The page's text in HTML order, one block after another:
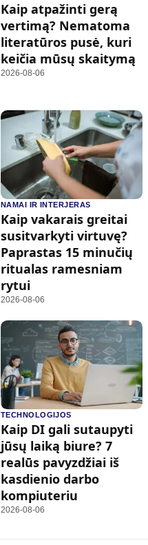
Kaip atpažinti gerą
vertimą? Nematoma
literatūros pusė, kuri
keičia mūsų skaitymą
2026-08-06
NAMAI IR INTERJERAS
Kaip vakarais greitai
susitvarkyti virtuvę?
Paprastas 15 minučių
ritualas ramesniam
rytui
2026-08-06
TECHNOLOGIJOS
Kaip DI gali sutaupyti
jūsų laiką biure? 7
realūs pavyzdžiai iš
kasdienio darbo
kompiuteriu
2026-08-06